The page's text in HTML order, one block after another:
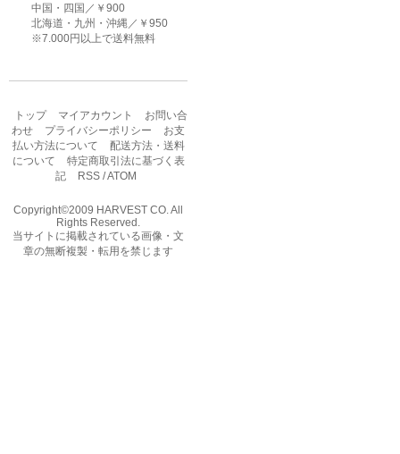
中国・四国／￥900
北海道・九州・沖縄／￥950
※7.000円以上で送料無料
トップ マイアカウント
お問い合
わせ
プライバシーポリシー
お支
払い方法について
配送方法・送料
について
特定商取引法に基づく表
記
RSS /ATOM
Copyright©2009 HARVEST CO. All
Rights Reserved.
当サイトに掲載されている画像・文
章の無断複製・転用を禁じます